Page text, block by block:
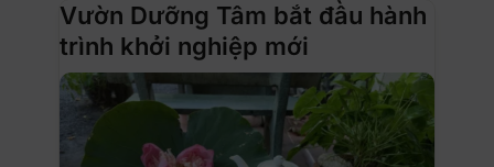
Vườn Dưỡng Tâm bắt đầu hành
trình khởi nghiệp mới